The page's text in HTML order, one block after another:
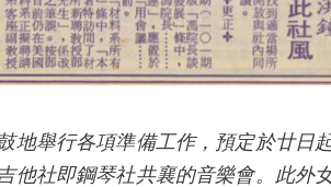
地舉行各項準備工作，預定於廿
他社即鋼琴社共襄的音樂會。此